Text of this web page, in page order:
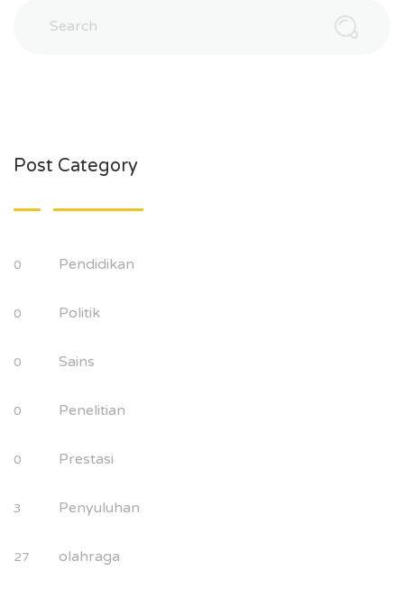
Post Category
0 Pendidikan
0 Politik
0 Sains
0 Penelitian
0 Prestasi
3 Penyuluhan
27 olahraga